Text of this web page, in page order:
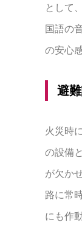
として
国語の
の安心
避
火災時
の設備
が欠か
路に常
にも作